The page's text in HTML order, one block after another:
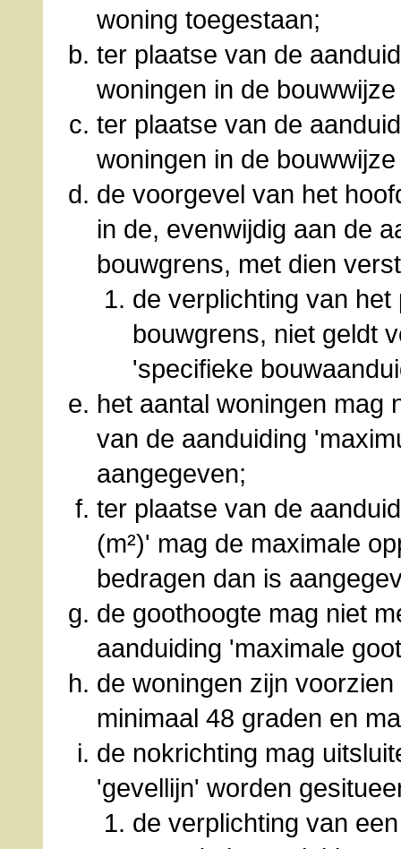
woning toegestaan;
ter plaatse van de
woningen in de
ter plaatse van de
woningen in de
de voorgevel van het
in de, evenwijdig aan de
bouwgrens, met dien
de verplichting van
bouwgrens, niet geldt
'specifieke
het aantal woningen mag
van de aanduiding
aangegeven;
ter plaatse van de
(m²)' mag de maximale
bedragen dan is
de goothoogte mag niet
aanduiding 'maximale
de woningen zijn
minimaal 48 graden en
de nokrichting mag
'gevellijn' worden
de verplichting van